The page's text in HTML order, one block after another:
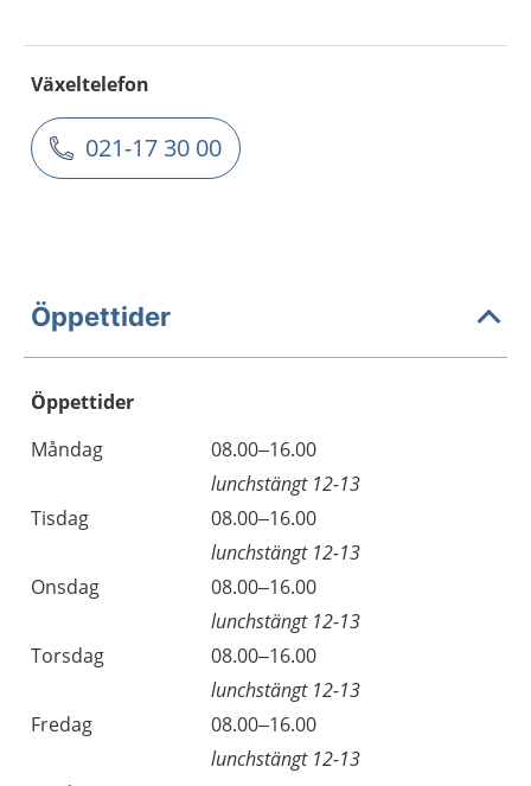
Växeltelefon
021-17 30 00
Öppettider
Öppettider
Dag
Öppettider
Kommentarer
Måndag
08.00–16.00
lunchstängt 12-13
Tisdag
08.00–16.00
lunchstängt 12-13
Onsdag
08.00–16.00
lunchstängt 12-13
Torsdag
08.00–16.00
lunchstängt 12-13
Fredag
08.00–16.00
lunchstängt 12-13